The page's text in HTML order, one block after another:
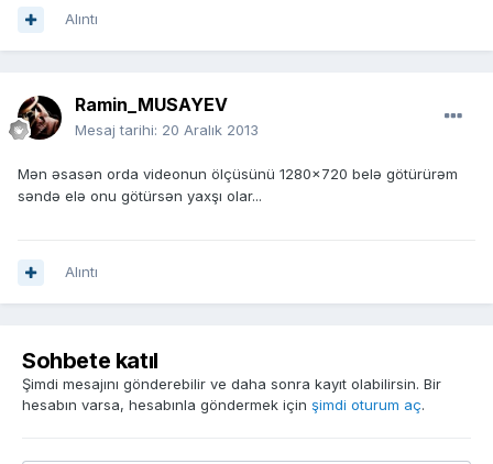
Alıntı
Ramin_MUSAYEV
Mesaj tarihi: 20 Aralık 2013
Mən əsasən orda videonun ölçüsünü 1280x720 belə götürürəm
səndə elə onu götürsən yaxşı olar...
Alıntı
Sohbete katıl
Şimdi mesajını gönderebilir ve daha sonra kayıt olabilirsin. Bir
hesabın varsa, hesabınla göndermek için şimdi oturum aç.